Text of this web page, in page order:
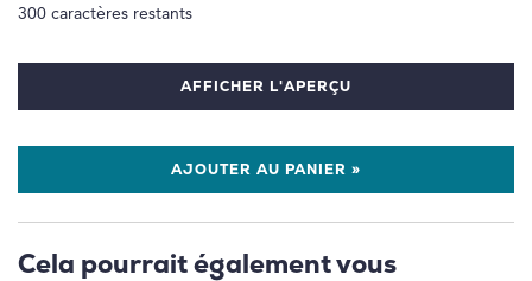
300 caractères restants
AFFICHER L'APERÇU
AJOUTER AU PANIER »
Cela pourrait également vous